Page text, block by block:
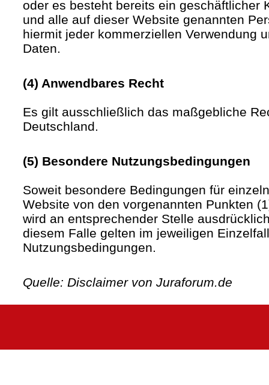
oder es besteht bereits ein geschäftlicher
und alle auf dieser Website genannten
hiermit jeder kommerziellen Verwendung
Daten.
(4) Anwendbares Recht
Es gilt ausschließlich das maßgebliche
Deutschland.
(5) Besondere Nutzungsbedingungen
Soweit besondere Bedingungen für
Website von den vorgenannten Punkten
wird an entsprechender Stelle
diesem Falle gelten im jeweiligen
Nutzungsbedingungen.
Quelle: Disclaimer von Juraforum.de